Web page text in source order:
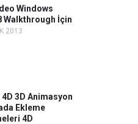
Windows
Walkthrough İçin
2013
3D Animasyon
Ekleme
4D